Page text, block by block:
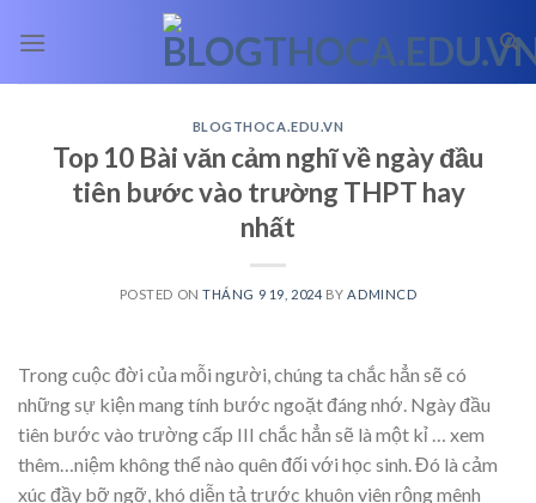
BLOGTHOCA.EDU.VN
Top 10 Bài văn cảm nghĩ về ngày đầu
tiên bước vào trường THPT hay
nhất
POSTED ONTHÁNG 9 19, 2024 BY ADMINCD
Trong cuộc đời của mỗi người, chúng ta chắc hẳn sẽ có
những sự kiện mang tính bước ngoặt đáng nhớ. Ngày đầu
tiên bước vào trường cấp III chắc hẳn sẽ là một kỉ
… xem
thêm… niệm không thể nào quên đối với học sinh. Đó là cảm
xúc đầy bỡ ngỡ, khó diễn tả trước khuôn viên rộng mênh